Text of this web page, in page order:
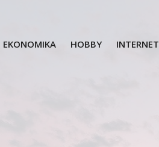
EKONOMIKA HOBBY INTERNET